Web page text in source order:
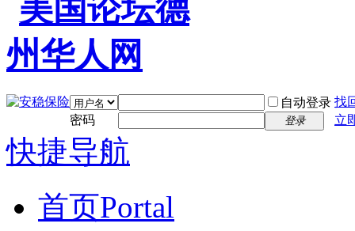
自动登录 找
密码
登录 立
快捷导航
首页Portal